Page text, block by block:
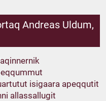
Andreas Uldum,
isigaara apeqqutit
allassallugit